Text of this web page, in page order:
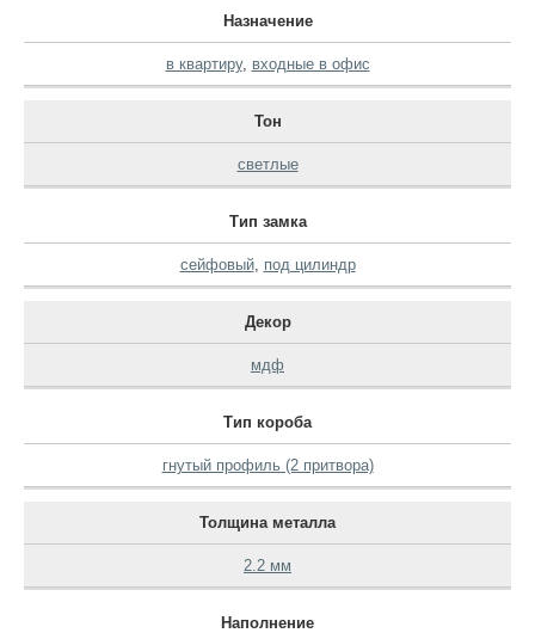
Назначение
в квартиру, входные в офис
Тон
светлые
Тип замка
сейфовый, под цилиндр
Декор
мдф
Тип короба
гнутый профиль (2 притвора)
Толщина металла
2.2 мм
Наполнение